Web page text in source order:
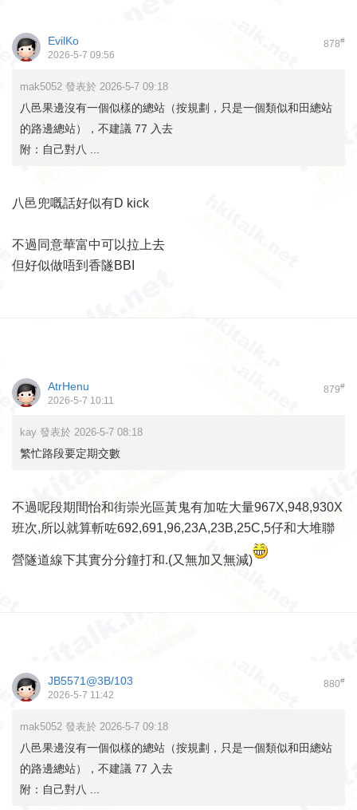
878#
EvilKo
2026-5-7 09:56
mak5052 發表於 2026-5-7 09:18
八邑果邊沒有一個似樣的總站（按規劃，只是一個類似和田總站
的路邊總站），不建議 77 入去
附：自己對八 ...
八邑兜嘅話好似有D kick
不過同意華富中可以拉上去
但好似做唔到香隧BBI
879#
AtrHenu
2026-5-7 10:11
kay 發表於 2026-5-7 08:18
繁忙路段要定期交數
不過呢段期間怡和街崇光區黃鬼有加咗大量967X,948,930X
班次,所以就算斬咗692,691,96,23A,23B,25C,5仔和大堆聯
營隧道線下其實分分鐘打和.(又無加又無減)
880#
JB5571@3B/103
2026-5-7 11:42
mak5052 發表於 2026-5-7 09:18
八邑果邊沒有一個似樣的總站（按規劃，只是一個類似和田總站
的路邊總站），不建議 77 入去
附：自己對八 ...